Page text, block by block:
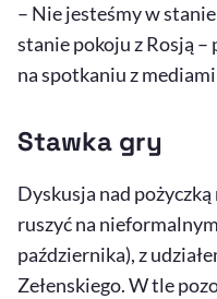
– Nie jesteśmy w
stanie pokoju z Rosją
na spotkaniu z
Stawka gry
Dyskusja nad
ruszyć na
października), z
Zełenskiego. W tle